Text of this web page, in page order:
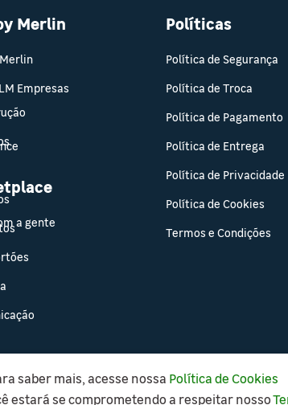
Merlin
Empresas
a gente
Políticas
Política de Segurança
Política de Troca
Política de Pagamento
Política de Entrega
Política de Privacidade
Política de Cookies
Termos e Condições
Copyright © 2021 Leroy Merlin, todos os
saber mais, acesse nossa Política de Cookies
estará se comprometendo a respeitar nosso